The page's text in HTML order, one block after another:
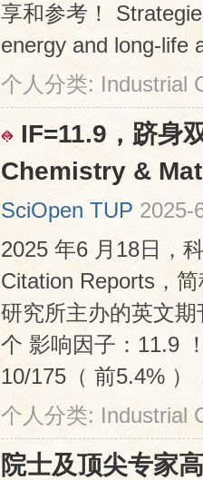
享和参考！
energy and long-life
个人分类: Industrial
IF=11.9，跻身
Chemistry &
SciOpen TUP 2025-
2025 年6 月18日，
Citation Reports，
研究所主办的英文
个 影响因子：11.9
10/175（ 前5.4% ）
个人分类: Industrial
院士及顶尖专家